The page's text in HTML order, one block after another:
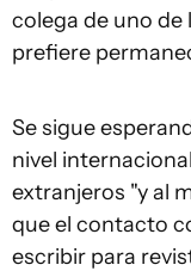
colega de uno
prefiere
Se sigue
nivel
extranjeros "y al
que el contacto
escribir para